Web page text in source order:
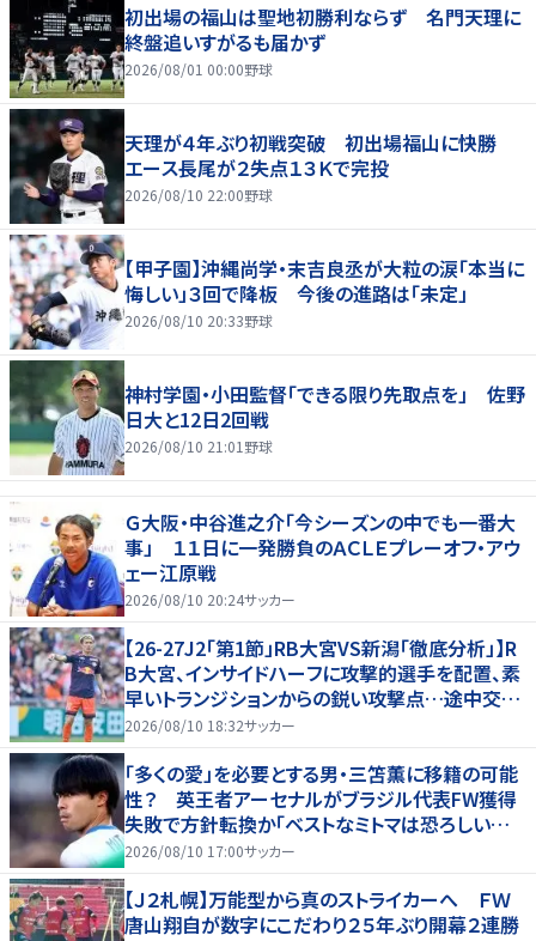
初出場の福山は聖地初勝利ならず 名門天理に
終盤追いすがるも届かず
2026/08/01 00:00野球
天理が４年ぶり初戦突破 初出場福山に快勝
エース長尾が２失点１３Ｋで完投
2026/08/10 22:00野球
【甲子園】沖縄尚学・末吉良丞が大粒の涙「本当に
悔しい」３回で降板 今後の進路は「未定」
2026/08/10 20:33野球
神村学園・小田監督「できる限り先取点を」 佐野
日大と12日2回戦
2026/08/10 21:01 野球
Ｇ大阪・中谷進之介「今シーズンの中でも一番大
事」 １１日に一発勝負のＡＣＬＥプレーオフ・アウ
ェー江原戦
2026/08/10 20:24サッカー
【26-27J2「第1節」RB大宮VS新潟「徹底分析」】R
B大宮、インサイドハーフに攻撃的選手を配置、素
早いトランジションからの鋭い攻撃点…途中交代
での“メッセージ”も(1)
2026/08/10 18:32サッカー
「多くの愛」を必要とする男・三笘薫に移籍の可能
性？ 英王者アーセナルがブラジル代表FW獲得
失敗で方針転換か「ベストなミトマは恐ろしいほ
ど優れている」
2026/08/10 17:00サッカー
【Ｊ２札幌】万能型から真のストライカーへ ＦＷ
唐山翔自が数字にこだわり２５年ぶり開幕２連勝